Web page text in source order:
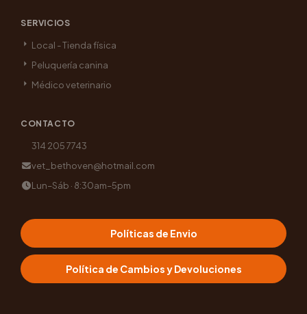
SERVICIOS
Local - Tienda física
Peluquería canina
Médico veterinario
CONTACTO
314 205 7743
vet_bethoven@hotmail.com
Lun–Sáb · 8:30am–5pm
Políticas de Envio
Política de Cambios y Devoluciones